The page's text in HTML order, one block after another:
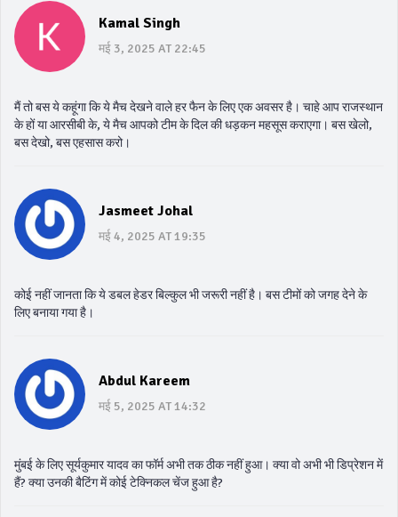
Kamal Singh
मई 3, 2025 AT 22:45
मैं तो बस ये कहूंगा कि ये मैच देखने वाले हर फैन के लिए एक अवसर है। चाहे आप राजस्थान
के हों या आरसीबी के, ये मैच आपको टीम के दिल की धड़कन महसूस कराएगा। बस खेलो,
बस देखो, बस एहसास करो।
Jasmeet Johal
मई 4, 2025 AT 19:35
कोई नहीं जानता कि ये डबल हेडर बिल्कुल भी जरूरी नहीं है। बस टीमों को जगह देने के
लिए बनाया गया है।
Abdul Kareem
मई 5, 2025 AT 14:32
मुंबई के लिए सूर्यकुमार यादव का फॉर्म अभी तक ठीक नहीं हुआ। क्या वो अभी भी डिप्रेशन में
हैं? क्या उनकी बैटिंग में कोई टेक्निकल चेंज हुआ है?